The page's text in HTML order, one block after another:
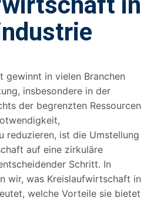
gewinnt in vielen Branchen
insbesondere in der
der begrenzten Ressourcen
reduzieren, ist die Umstellung
auf eine zirkuläre
Schritt. In
wir, was Kreislaufwirtschaft in
welche Vorteile sie bietet